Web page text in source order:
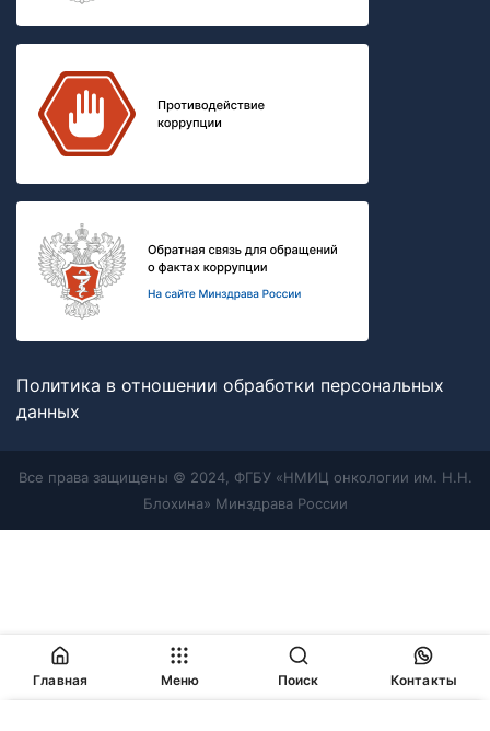
Политика в отношении обработки персональных
данных
Все права защищены © 2024, ФГБУ «НМИЦ онкологии им. Н.Н.
Блохина» Минздрава России
Главная Меню Поиск Контакты